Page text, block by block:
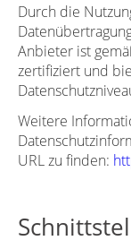
Durch die
Anbieter ist
zertifiziert und
Weitere
URL zu finden: